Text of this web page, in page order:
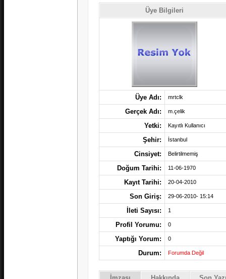
Üye Bilgileri
Üye Adı: mrtclk
Gerçek Adı: m.çelik
Yetki: Kayıtlı Kullanıcı
Şehir: İstanbul
Cinsiyet: Belirtilmemiş
Doğum Tarihi: 11-06-1970
Kayıt Tarihi: 20-04-2010
Son Giriş: 29-06-2010- 15:14
İleti Sayısı: 1
Profil Yorumu: 0
Yaptığı Yorum: 0
Durum: Forumda Değil